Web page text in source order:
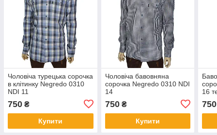
Чоловіча турецька сорочка
в клітинку Negredo 0310
NDI 11
750 ₴
Купити
Чоловіча бавовняна
сорочка Negredo 0310 NDI
14
750₴
Купити
16
750